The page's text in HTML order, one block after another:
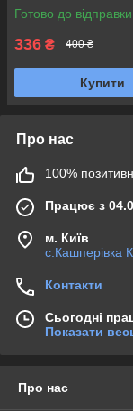
Готово до відправки
336 ₴ 400 ₴
Купити
Про нас
100%
Працює з
м. Київ
с.Кашперівка
Контакти
Сьогодні
Показати
Про нас